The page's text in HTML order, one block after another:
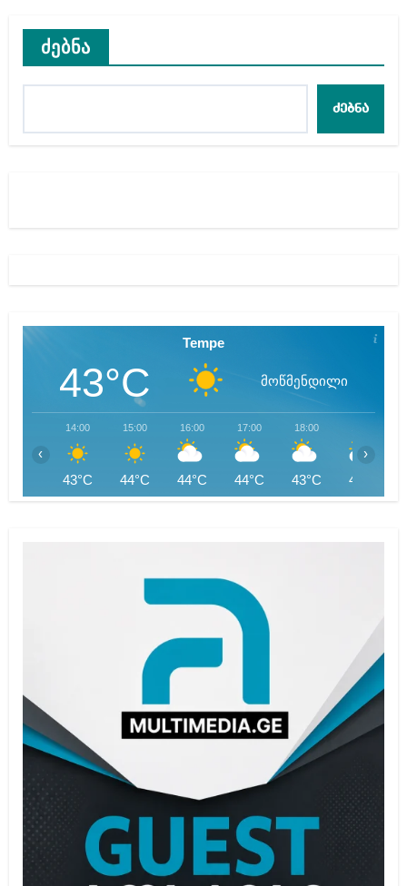
ძებნა
ძებნა
Tempe
43°C მოწმენდილი
14:00
43°C
15:00
44°C
16:00
44°C
17:00
44°C
18:00
43°C 42°C
‹ ›